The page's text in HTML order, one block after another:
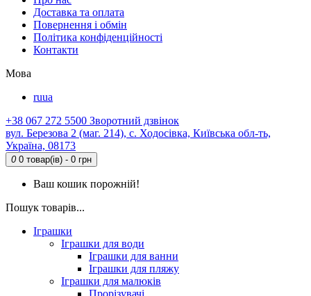
Доставка та оплата
Повернення і обмін
Політика конфіденційності
Контакти
Мова
ruua
+38 067 272 5500 Зворотний дзвінок
вул. Березова 2 (маг. 214), с. Ходосівка, Київська обл-ть,
Україна, 08173
0 0 товар(ів) - 0 грн
Ваш кошик порожній!
Пошук товарів...
Іграшки
Іграшки для води
Іграшки для ванни
Іграшки для пляжу
Іграшки для малюків
Прорізувачі